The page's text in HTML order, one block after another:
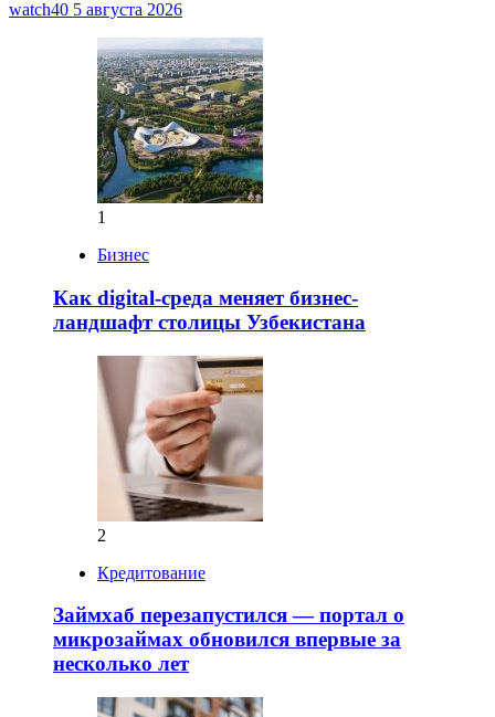
watch40 5 августа 2026
1
Бизнес
Как digital-среда меняет бизнес-
ландшафт столицы Узбекистана
2
Кредитование
Займхаб перезапустился — портал о
микрозаймах обновился впервые за
несколько лет